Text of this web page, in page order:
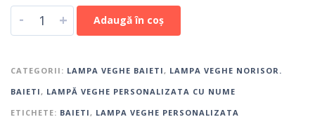
- + Adaugă în coș
CATEGORII: LAMPA VEGHE BAIETI, LAMPA VEGHE NORISOR.
BAIETI, LAMPĂ VEGHE PERSONALIZATA CU NUME
ETICHETE: BAIETI, LAMPA VEGHE PERSONALIZATA